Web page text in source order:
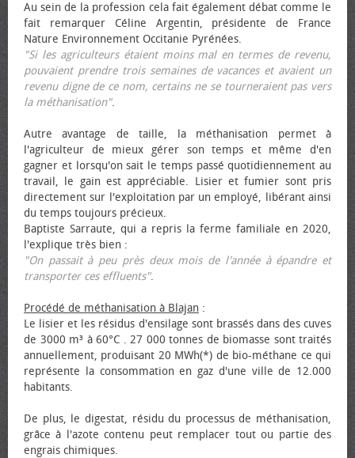
Au sein de la profession cela fait également débat comme le
fait remarquer Céline Argentin, présidente de France
Nature Environnement Occitanie Pyrénées.
"Si les agriculteurs étaient moins mal en termes de revenu,
pouvaient prendre trois semaines de vacances et avaient un
revenu digne de ce nom, certains ne se tourneraient pas vers
la méthanisation".
Autre avantage de taille, la méthanisation permet à
l'agriculteur de mieux gérer son temps et même d'en
gagner et lorsqu'on sait le temps passé quotidiennement au
travail, le gain est appréciable. Lisier et fumier sont pris
directement sur l'exploitation par un employé, libérant ainsi
du temps toujours précieux.
Baptiste Sarraute, qui a repris la ferme familiale en 2020,
l'explique très bien :
"On passait à peu près deux mois de l'année à épandre et
transporter ces effluents".
Procédé de méthanisation à Blajan :
Le lisier et les résidus d'ensilage sont brassés dans des cuves
de 3000 m³ à 60°C . 27 000 tonnes de biomasse sont traités
annuellement, produisant 20 MWh(*) de bio-méthane ce qui
représente la consommation en gaz d'une ville de 12.000
habitants.
De plus, le digestat, résidu du processus de méthanisation,
grâce à l'azote contenu peut remplacer tout ou partie des
engrais chimiques.